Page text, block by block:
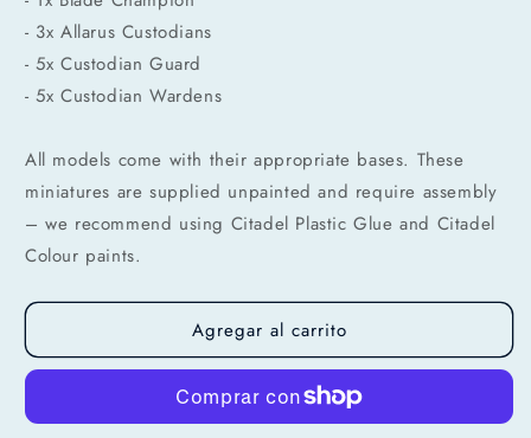
- 3x Allarus Custodians
- 5x Custodian Guard
- 5x Custodian Wardens
All models come with their appropriate bases. These
miniatures are supplied unpainted and require assembly
– we recommend using Citadel Plastic Glue and Citadel
Colour paints.
Agregar al carrito
1 Agrega tu producto al carrito y
En tu cuenta de Mercado Pago,
la cantidad de meses
Crédito sujeto a aprobación.
¿Tienes dudas? Consulta nuestra Ayuda.